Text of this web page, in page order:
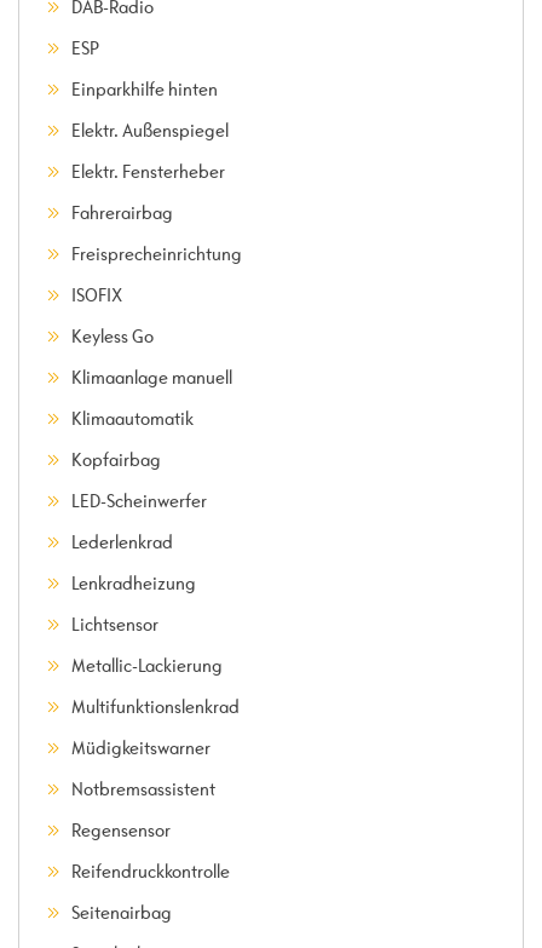
DAB-Radio
ESP
Einparkhilfe hinten
Elektr. Außenspiegel
Elektr. Fensterheber
Fahrerairbag
Freisprecheinrichtung
ISOFIX
Keyless Go
Klimaanlage manuell
Klimaautomatik
Kopfairbag
LED-Scheinwerfer
Lederlenkrad
Lenkradheizung
Lichtsensor
Metallic-Lackierung
Multifunktionslenkrad
Müdigkeitswarner
Notbremsassistent
Regensensor
Reifendruckkontrolle
Seitenairbag